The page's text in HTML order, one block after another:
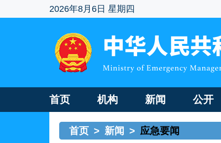
2026年8月6日 星期四
首页 机构 新闻 公开
首页 > 新闻 > 应急要闻